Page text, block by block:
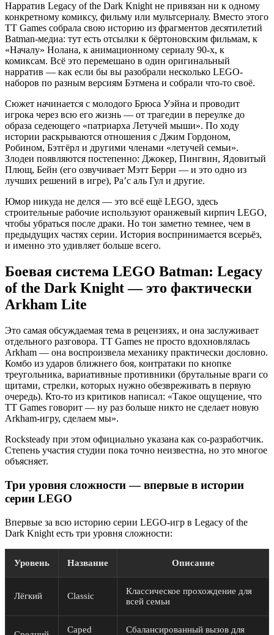
Нарратив Legacy of the Dark Knight не привязан ни к одному
конкретному комиксу, фильму или мультсериалу. Вместо этого
TT Games собрала свою историю из фрагментов десятилетий
Batman-медиа: тут есть отсылки к бёртоновским фильмам, к
«Началу» Нолана, к анимационному сериалу 90-х, к
комиксам. Всё это перемешано в один оригинальный
нарратив — как если бы вы разобрали несколько LEGO-
наборов по разным версиям Бэтмена и собрали что-то своё.
Сюжет начинается с молодого Брюса Уэйна и проводит
игрока через всю его жизнь — от трагедии в переулке до
образа седеющего «патриарха Летучей мыши». По ходу
истории раскрываются отношения с Джим Гордоном,
Робином, Бэтгёрл и другими членами «летучей семьи».
Злодеи появляются постепенно: Джокер, Пингвин, Ядовитый
Плющ, Бейн (его озвучивает Мэтт Берри — и это одно из
лучших решений в игре), Ра’с аль Гул и другие.
Юмор никуда не делся — это всё ещё LEGO, здесь
строительные рабочие используют оранжевый кирпич LEGO,
чтобы убраться после драки. Но тон заметно темнее, чем в
предыдущих частях серии. История воспринимается всерьёз,
и именно это удивляет больше всего.
Боевая система LEGO Batman: Legacy
of the Dark Knight — это фактически
Arkham Lite
Это самая обсуждаемая тема в рецензиях, и она заслуживает
отдельного разговора. TT Games не просто вдохновлялась
Arkham — она воспроизвела механику практически дословно.
Комбо из ударов ближнего боя, контратаки по кнопке
треугольника, вариативные противники (брутальные враги со
щитами, стрелки, которых нужно обезвреживать в первую
очередь). Кто-то из критиков написал: «Такое ощущение, что
TT Games говорит — ну раз больше никто не сделает новую
Arkham-игру, сделаем мы».
Rocksteady при этом официально указана как со-разработчик.
Степень участия студии пока точно неизвестна, но это многое
объясняет.
Три уровня сложности — впервые в истории
серии LEGO
Впервые за всю историю серии LEGO-игр в Legacy of the
Dark Knight есть три уровня сложности:
Уровень Название Описание
Лёгкий Classic
Классическое прохождение для
всей семьи
Caped
Сбалансированный вызов для